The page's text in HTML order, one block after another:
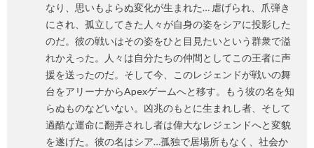
なり、思いもよらぬ変化が生まれた… 虐げられ、爪弾き
にされ、孤立してきた人々が自身の姿をシアに投影した
のだ。彼の戦いはその姿をひと目見たいという群衆で溢
れかえった。人々は自分たちの仲間としてこの王者に声
援を送ったのだ。そして今、このレジェンドが戦いの舞
台をアリーナからApexゲームへと移す。もう彼の名を知
らぬものなどいない。凶兆のもとに生まれし者、そして
過酷な運命に翻弄されし者は偉大なレジェンドへと変貌
を遂げた。彼の名はシア…孤独で居場所もなく、社会か